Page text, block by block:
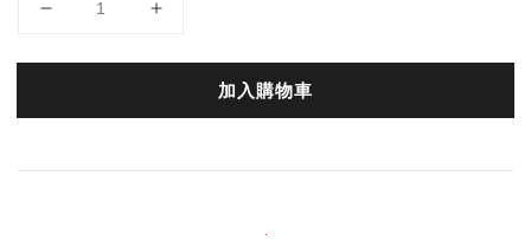
加入購物車